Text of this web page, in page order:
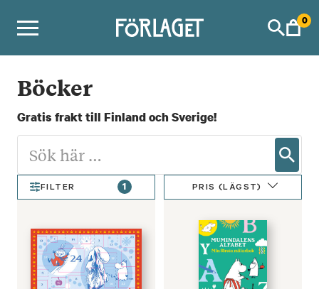
0
Böcker
Gratis frakt till Finland och Sverige!
FILTER 1 PRIS (LÄGST)